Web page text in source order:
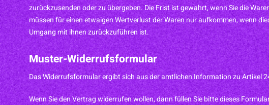
zurückzusenden oder zu übergeben. Die Frist ist gewahrt, wenn Sie die
müssen für einen etwaigen Wertverlust der Waren nur aufkommen, wenn
Umgang mit ihnen zurückzuführen ist.
Muster-Widerrufsformular
Das Widerrufsformular ergibt sich aus der amtlichen Information zu Artikel
Wenn Sie den Vertrag widerrufen wollen, dann füllen Sie bitte dieses